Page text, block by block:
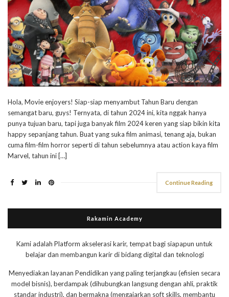
Hola, Movie enjoyers! Siap-siap menyambut Tahun Baru dengan
semangat baru, guys! Ternyata, di tahun 2024 ini, kita nggak hanya
punya tujuan baru, tapi juga banyak film 2024 keren yang siap bikin kita
happy sepanjang tahun. Buat yang suka film animasi, tenang aja, bukan
cuma film-film horror seperti di tahun sebelumnya atau action kaya film
Marvel, tahun ini […]
Continue Reading
Rakamin Academy
Kami adalah Platform akselerasi karir, tempat bagi siapapun untuk
belajar dan membangun karir di bidang digital dan teknologi
Menyediakan layanan Pendidikan yang paling terjangkau (efisien secara
model bisnis), berdampak (dihubungkan langsung dengan ahli, praktik
standar industri), dan bermakna (mengajarkan soft skills, membantu